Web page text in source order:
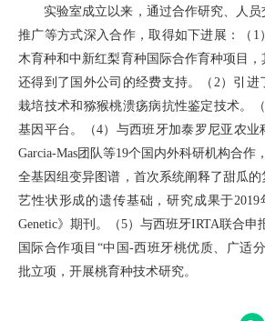
实验室成立以来，通过合作研究、人
推广等方式深入合作，取得如下进展：（1
木育种和中新红梨育种国际合作育种项目，
还得到了国外公司的经费支持。（2）引进
栽培技术和猕猴桃溃疡病抗性鉴定技术。
基因平台。（4）与西班牙加泰罗尼亚农业
Garcia-Mas团队等19个国内外科研机构合作
全基因组变异图谱，首次系统阐释了甜瓜
艺性状形成的遗传基础，研究成果于2019
Genetic》期刊。（5）与西班牙IRTA联合申
国际合作项目“中国-西班牙桃优质、广适
批立项，开展桃育种技术研究。